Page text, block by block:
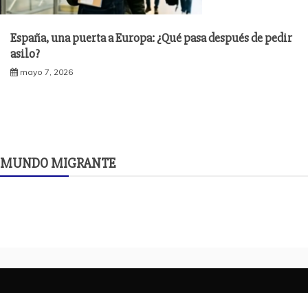
España, una puerta a Europa: ¿Qué pasa después de pedir
asilo?
mayo 7, 2026
MUNDO MIGRANTE